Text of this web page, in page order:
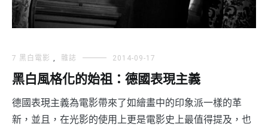
7 黑白電影 , 雜誌 2014-09-17
黑白風格化的始祖：德國表現主義
德國表現主義為電影帶來了如繪畫中的印象派一樣的革
新，並且，在光影的使用上更是電影史上最值得提及，也